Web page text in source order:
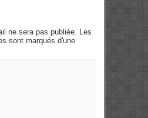
ne sera pas publiée. Les
sont marqués d'une